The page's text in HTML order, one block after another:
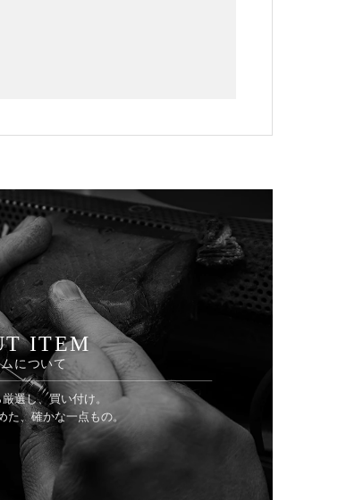
ITEM
について
選し、買い付け。
た、確かな一点もの。